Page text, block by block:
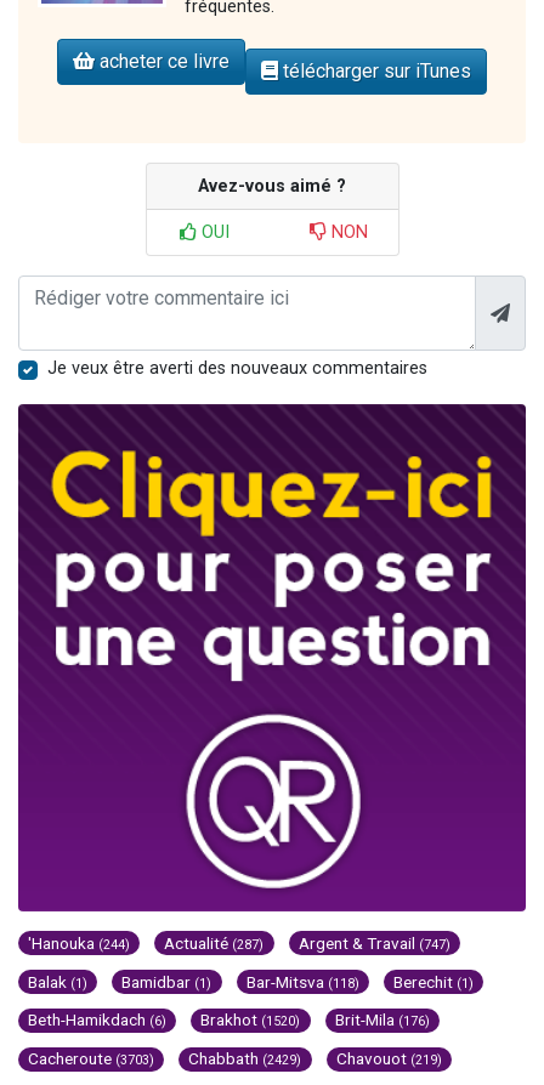
fréquentes.
acheter ce livre télécharger sur iTunes
Avez-vous aimé ?
OUI NON
Je veux être averti des nouveaux commentaires
'Hanouka (244) Actualité (287) Argent & Travail (747)
Balak (1) Bamidbar (1) Bar-Mitsva (118) Berechit (1)
Beth-Hamikdach (6) Brakhot (1520) Brit-Mila (176)
Cacheroute (3703) Chabbath (2429) Chavouot (219)